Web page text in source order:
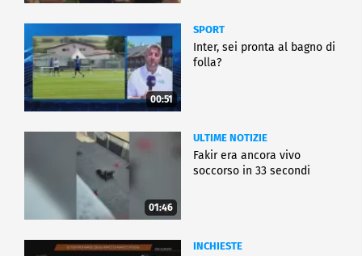
00:51
SPORT
Inter, sei pronta al bagno di
folla?
01:46
ULTIME NOTIZIE
Fakir era ancora vivo
soccorso in 33 secondi
INCHIESTE